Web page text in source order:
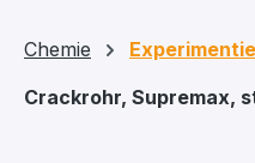
Chemie
Crackrohr, Supremax,